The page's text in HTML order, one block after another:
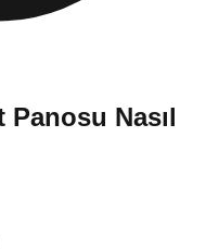
Panosu Nasıl